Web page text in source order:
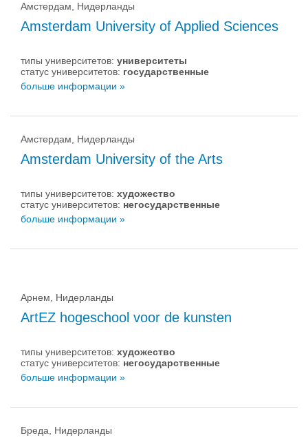
Амстердам, Нидерланды
Amsterdam University of Applied Sciences
типы университетов: университеты
статус университетов: государственные
больше информации »
Амстердам, Нидерланды
Amsterdam University of the Arts
типы университетов: художество
статус университетов: негосударственные
больше информации »
Арнем, Нидерланды
ArtEZ hogeschool voor de kunsten
типы университетов: художество
статус университетов: негосударственные
больше информации »
Бреда, Нидерланды